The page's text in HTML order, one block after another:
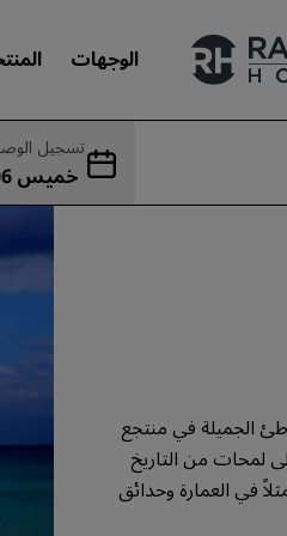
الوجهات
تسجيل
جمعة 07 أغسطس
الجميلة في منتجع
لمحات من التاريخ
في العمارة وحدائق